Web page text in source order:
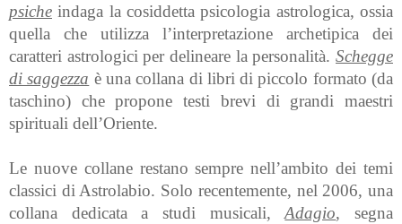
psiche indaga la cosiddetta psicologia astrologica, ossia
quella che utilizza l’interpretazione archetipica dei
caratteri astrologici per delineare la personalità. Schegge
di saggezza è una collana di libri di piccolo formato (da
taschino) che propone testi brevi di grandi maestri
spirituali dell’Oriente.
Le nuove collane restano sempre nell’ambito dei temi
classici di Astrolabio. Solo recentemente, nel 2006, una
collana dedicata a studi musicali,Adagio, segna